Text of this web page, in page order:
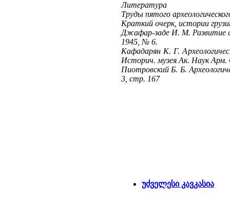
Литература
Труды пятого
Краткий очерк, истории
Джафар-заде И. М. Развитие
1945, № 6.
Кафадарян К. Г.
Историч. музея Ак. Haук
Пиотровский Б. Б.
3, стр. 167
უძველესი კავკასია